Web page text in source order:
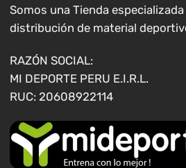
elegir
en
página
de
producto
elegir
en
Somos una Tienda
distribución de material
RAZÓN SOCIAL:
MI DEPORTE PERU E.I.R.L.
RUC: 20608922114